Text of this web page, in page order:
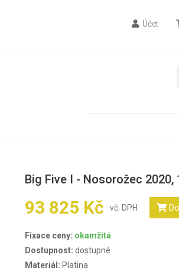
Účet
Big Five I - Nosorožec 2020,
93 825 Kč vč. DPH
Fixace ceny: okamžitá
Dostupnost: dostupné
Materiál: Platina